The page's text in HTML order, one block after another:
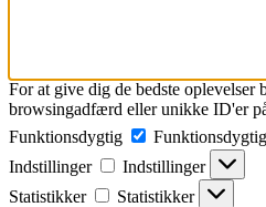
For at give dig de bedste
browsingadfærd eller unikke ID'er
Funktionsdygtig
Funktionsdygtig
Indstillinger
Indstillinger
Statistikker
Statistikker